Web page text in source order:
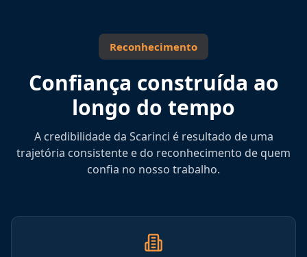
Reconhecimento
Confiança construída ao
longo do tempo
A credibilidade da Scarinci é resultado de uma
trajetória consistente e do reconhecimento de quem
confia no nosso trabalho.